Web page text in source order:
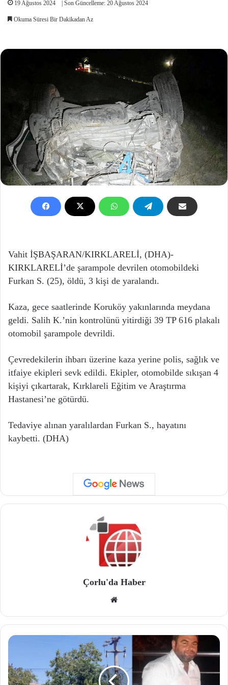
19 Ağustos 2024 | Son Güncelleme: 20 Ağustos 2024
Okuma Süresi Bir Dakikadan Az
Vahit İŞBAŞARAN/KIRKLARELİ, (DHA)-
KIRKLARELİ’de şarampole devrilen otomobildeki
Furkan S. (25), öldü, 3 kişi de yaralandı.
Kaza, gece saatlerinde Koruköy yakınlarında meydana
geldi. Salih K.’nin kontrolünü yitirdiği 39 TP 616 plakalı
otomobil şarampole devrildi.
Çevredekilerin ihbarı üzerine kaza yerine polis, sağlık ve
itfaiye ekipleri sevk edildi. Ekipler, otomobilde sıkışan 4
kişiyi çıkartarak, Kırklareli Eğitim ve Araştırma
Hastanesi’ne götürdü.
Tedaviye alınan yaralılardan Furkan S., hayatını
kaybetti. (DHA)
Çorlu'da Haber
site
si